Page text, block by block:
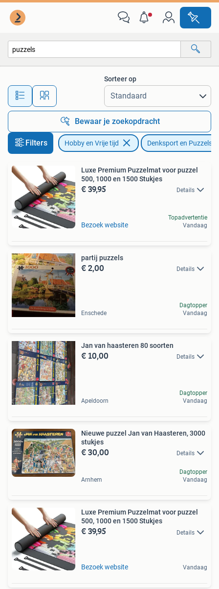
Alle afstanden…
Sorteer op
Bewaar je zoekopdracht
Filters Hobby en Vrije tijd Denksport en Puzzels
Luxe Premium Puzzelmat voor puzzel
500, 1000 en 1500 Stukjes
€ 39,95 Details
Bezoek website
Topadvertentie
Vandaag
partij puzzels
€ 2,00 Details
Enschede
Dagtopper
Vandaag
Jan van haasteren 80 soorten
€ 10,00 Details
Apeldoorn
Dagtopper
Vandaag
Nieuwe puzzel Jan van Haasteren, 3000
stukjes
€ 30,00 Details
Arnhem
Dagtopper
Vandaag
Luxe Premium Puzzelmat voor puzzel
500, 1000 en 1500 Stukjes
€ 39,95 Details
Bezoek website Vandaag